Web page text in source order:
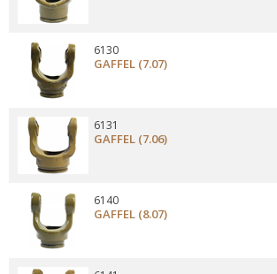
GAFFEL (7.07)
6130
GAFFEL (7.06)
6131
GAFFEL (8.07)
6140